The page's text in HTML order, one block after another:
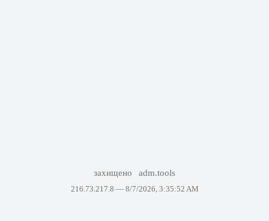
захищено adm.tools
216.73.217.8 — 8/7/2026, 3:35:52 AM